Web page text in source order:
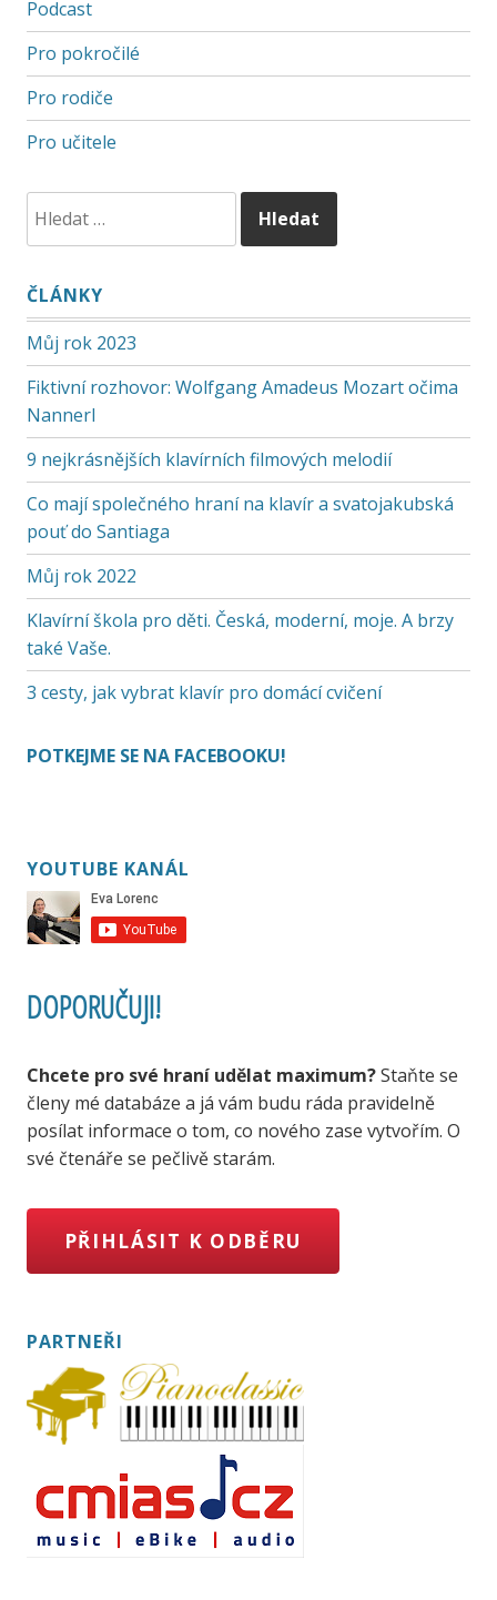
Podcast
Pro pokročilé
Pro rodiče
Pro učitele
ČLÁNKY
Můj rok 2023
Fiktivní rozhovor: Wolfgang Amadeus Mozart očima
Nannerl
9 nejkrásnějších klavírních filmových melodií
Co mají společného hraní na klavír a svatojakubská
pouť do Santiaga
Můj rok 2022
Klavírní škola pro děti. Česká, moderní, moje. A brzy
také Vaše.
3 cesty, jak vybrat klavír pro domácí cvičení
POTKEJME SE NA FACEBOOKU!
YOUTUBE KANÁL
DOPORUČUJI!
Chcete pro své hraní udělat maximum?Staňte se
členy mé databáze a já vám budu ráda pravidelně
posílat informace o tom, co nového zase vytvořím. O
své čtenáře se pečlivě starám.
PŘIHLÁSIT K ODBĚRU
PARTNEŘI